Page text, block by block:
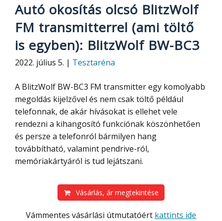
Autó okosítás olcsó BlitzWolf
FM transmitterrel (ami töltő
is egyben): BlitzWolf BW-BC3
2022. július 5. | Tesztaréna
A BlitzWolf BW-BC3 FM transmitter egy komolyabb
megoldás kijelzővel és nem csak töltő például
telefonnak, de akár hívásokat is ellehet vele
rendezni a kihangosító funkciónak köszönhetően
és persze a telefonról bármilyen hang
továbbítható, valamint pendrive-ról,
memóriakártyáról is tud lejátszani.
Vásárlás, ár megtekintése
Vámmentes vásárlási útmutatóért kattints ide